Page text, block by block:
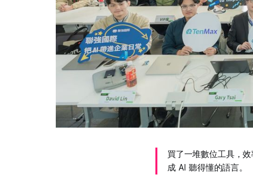
買了一堆數位工具，
成 AI 聽得懂的語言。